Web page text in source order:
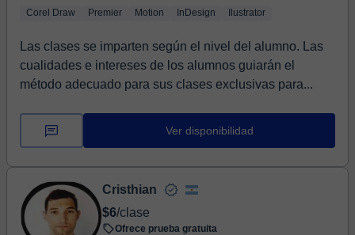
Corel Draw Premier Motion InDesign Ilustrator
Las clases se imparten según el nivel del alumno. Las
cualidades e intereses de los alumnos guiarán el
método adecuado para sus clases exclusivas para...
Ver disponibilidad
Cristhian
$6/clase
Ofrece prueba gratuita